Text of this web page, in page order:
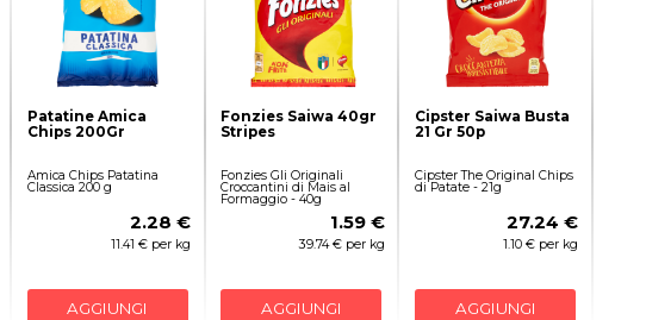
Patatine Amica
Chips 200Gr
Amica Chips Patatina
Classica 200 g
2.28 €
11.41 € per kg
AGGIUNGI
Fonzies Saiwa 40gr
Stripes
Fonzies Gli Originali
Croccantini di Mais al
Formaggio - 40g
1.59 €
39.74 € per kg
AGGIUNGI
Cipster Saiwa Busta
21 Gr 50p
Cipster The Original Chips
di Patate - 21g
27.24 €
1.10 € per kg
AGGIUNGI